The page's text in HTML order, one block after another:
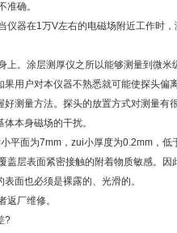
准确。
器在1万V左右的电磁场附近工作时，
涂层测厚仪之所以能够测量到微米
用户对本仪器不熟悉就可能使探头偏
测量方法。探头的放置方式对测量有
本身磁场的干扰。
面为7mm，zui小厚度为0.2mm，低
层表面紧密接触的附着物质敏感。因
面也必须是裸露的、光滑的。
厂维修。
?